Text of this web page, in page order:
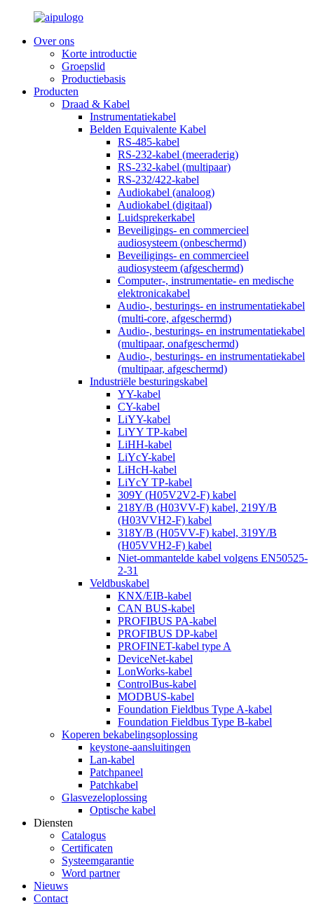
Over ons
Korte introductie
Groepslid
Productiebasis
Producten
Draad & Kabel
Instrumentatiekabel
Belden Equivalente Kabel
RS-485-kabel
RS-232-kabel (meeraderig)
RS-232-kabel (multipaar)
RS-232/422-kabel
Audiokabel (analoog)
Audiokabel (digitaal)
Luidsprekerkabel
Beveiligings- en commercieel
audiosysteem (onbeschermd)
Beveiligings- en commercieel
audiosysteem (afgeschermd)
Computer-, instrumentatie- en medische
elektronicakabel
Audio-, besturings- en instrumentatiekabel
(multi-core, afgeschermd)
Audio-, besturings- en instrumentatiekabel
(multipaar, onafgeschermd)
Audio-, besturings- en instrumentatiekabel
(multipaar, afgeschermd)
Industriële besturingskabel
YY-kabel
CY-kabel
LiYY-kabel
LiYY TP-kabel
LiHH-kabel
LiYcY-kabel
LiHcH-kabel
LiYcY TP-kabel
309Y (H05V2V2-F) kabel
218Y/B (H03VV-F) kabel, 219Y/B
(H03VVH2-F) kabel
318Y/B (H05VV-F) kabel, 319Y/B
(H05VVH2-F) kabel
Niet-ommantelde kabel volgens EN50525-
2-31
Veldbuskabel
KNX/EIB-kabel
CAN BUS-kabel
PROFIBUS PA-kabel
PROFIBUS DP-kabel
PROFINET-kabel type A
DeviceNet-kabel
LonWorks-kabel
ControlBus-kabel
MODBUS-kabel
Foundation Fieldbus Type A-kabel
Foundation Fieldbus Type B-kabel
Koperen bekabelingsoplossing
keystone-aansluitingen
Lan-kabel
Patchpaneel
Patchkabel
Glasvezeloplossing
Optische kabel
Diensten
Catalogus
Certificaten
Systeemgarantie
Word partner
Nieuws
Contact